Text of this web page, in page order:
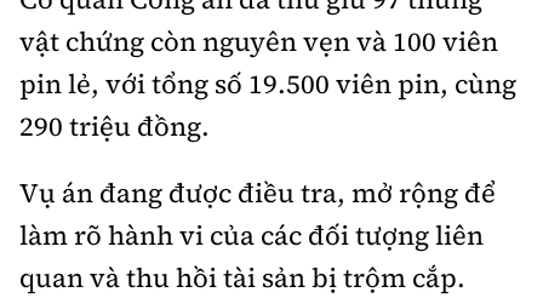
vật chứng còn nguyên vẹn và 100 viên
pin lẻ, với tổng số 19.500 viên pin, cùng
290 triệu đồng.
Vụ án đang được điều tra, mở rộng để
làm rõ hành vi của các đối tượng liên
quan và thu hồi tài sản bị trộm cắp.